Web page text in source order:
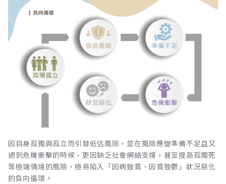
因自身孤獨與孤立而引發低估風險，並在風險應變準備不足且又
遇到危機衝擊的時候，更因缺乏社會網絡支撐，甚至提高孤獨死
等極端情境的風險，極易陷入「因病致貧、因貧致鬱」狀況惡化
的負向循環。